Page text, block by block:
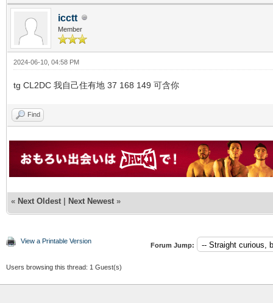
icctt
Member
2024-06-10, 04:58 PM
tg CL2DC 我自己住有地 37 168 149 可含你
Find
« Next Oldest | Next Newest »
View a Printable Version
Forum Jump:
Users browsing this thread: 1 Guest(s)